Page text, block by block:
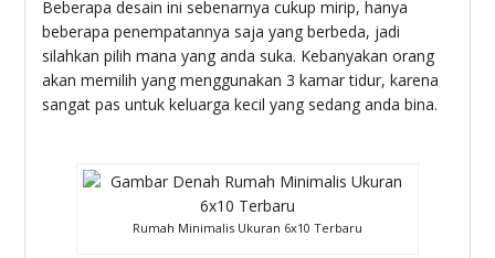
Beberapa desain ini sebenarnya cukup mirip, hanya
beberapa penempatannya saja yang berbeda, jadi
silahkan pilih mana yang anda suka. Kebanyakan orang
akan memilih yang menggunakan 3 kamar tidur, karena
sangat pas untuk keluarga kecil yang sedang anda bina.
Rumah Minimalis Ukuran 6x10 Terbaru